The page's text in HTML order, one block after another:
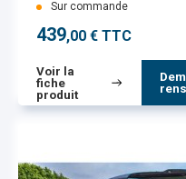
Sur commande
439,00 € TTC
Voir la
fiche
produit